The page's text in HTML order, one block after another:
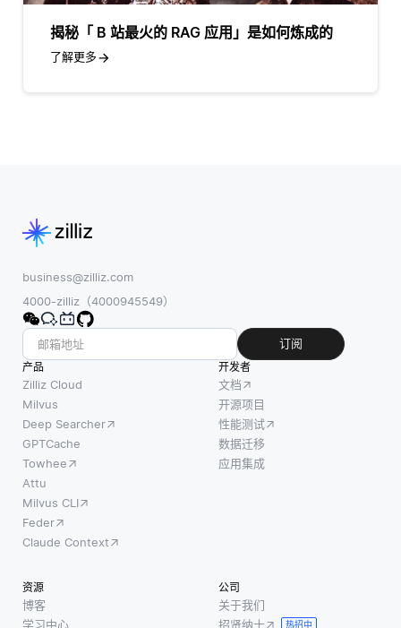
揭秘「 B 站最火的 RAG 应用」是如何炼成的
了解更多
business@zilliz.com
4000-zilliz（4000945549）
订阅
产品
Zilliz Cloud
Milvus
Deep Searcher
GPTCache
Towhee
Attu
Milvus CLI
Feder
Claude Context
开发者
文档
开源项目
性能测试
数据迁移
应用集成
资源
博客
学习中心
公司
关于我们
招贤纳士
热招中